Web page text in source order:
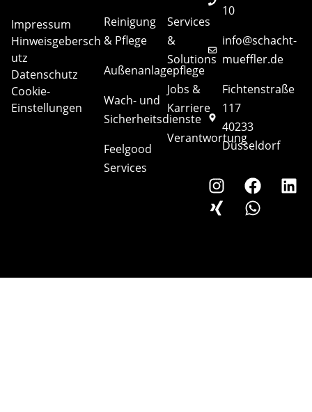
Impressum
Hinweisgebersch
utz
Datenschutz
Cookie-
Einstellungen
Reinigung
& Pflege
Außenanlagepflege
Wach- und
Sicherheitsdienste
Feelgood
Services
Services
&
Solutions
Jobs &
Karriere
Verantwortung
10
info@schacht-
mueffler.de
Fichtenstraße
117
40233
Düsseldorf